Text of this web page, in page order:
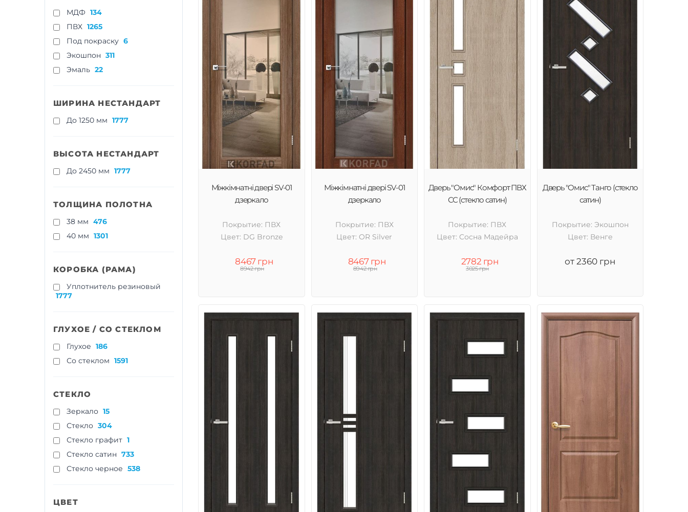
МДФ 134
ПВХ 1265
Под покраску 6
Экошпон 311
Эмаль 22
ШИРИНА НЕСТАНДАРТ
До 1250 мм 1777
ВЫСОТА НЕСТАНДАРТ
До 2450 мм 1777
ТОЛЩИНА ПОЛОТНА
38 мм 476
40 мм 1301
КОРОБКА (РАМА)
Уплотнитель резиновый
1777
ГЛУХОЕ / СО СТЕКЛОМ
Глухое 186
Со стеклом 1591
СТЕКЛО
Зеркало 15
Стекло 304
Стекло графит 1
Стекло сатин 733
Стекло черное 538
ЦВЕТ
Міжкімнатні двері SV-01
дзеркало
Покрытие: ПВХ
Цвет: DG Bronze
8467 грн
8942 грн
Міжкімнатні двері SV-01
дзеркало
Покрытие: ПВХ
Цвет: OR Silver
8467 грн
8942 грн
Дверь "Омис" Комфорт ПВХ
СС (стекло сатин)
Покрытие: ПВХ
Цвет: Cосна Мадейра
2782 грн
3025 грн
Дверь "Омис" Танго (стекло
сатин)
Покрытие: Экошпон
Цвет: Венге
от 2360 грн